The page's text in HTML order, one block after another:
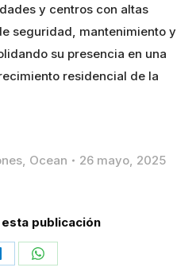
y centros con altas
seguridad, mantenimiento y
su presencia en una
residencial de la
Ocean 26 mayo, 2025
publicación
Share